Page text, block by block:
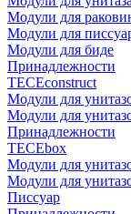
Модули для
Модули для
Модули для биде
Принадлежности
TECEconstruct
Модули для
Модули для
Принадлежности
TECEbox
Модули для
Модули для
Писсуар